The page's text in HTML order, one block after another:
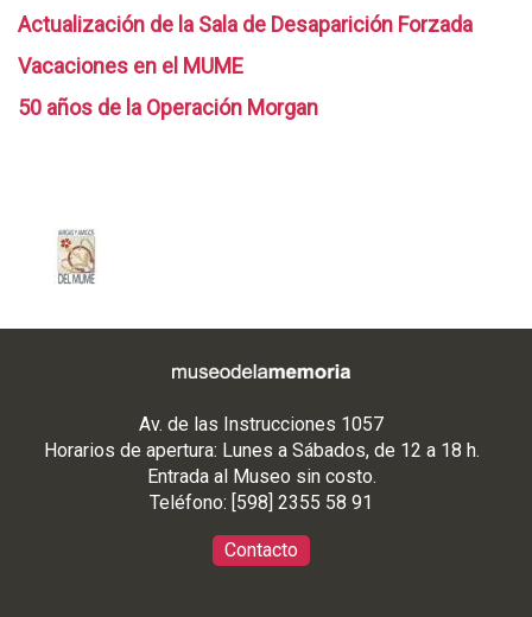
Actualización de la Sala de Desaparición Forzada
Vacaciones en el MUME
50 años de la Operación Morgan
Av. de las Instrucciones 1057
Horarios de apertura: Lunes a Sábados, de 12 a 18 h.
Entrada al Museo sin costo.
Teléfono: [598] 2355 58 91
Contacto